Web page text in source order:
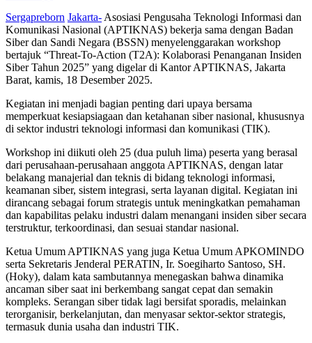
Sergapreborn Jakarta- Asosiasi Pengusaha Teknologi Informasi dan
Komunikasi Nasional (APTIKNAS) bekerja sama dengan Badan
Siber dan Sandi Negara (BSSN) menyelenggarakan workshop
bertajuk “Threat-To-Action (T2A): Kolaborasi Penanganan Insiden
Siber Tahun 2025” yang digelar di Kantor APTIKNAS, Jakarta
Barat, kamis, 18 Desember 2025.
Kegiatan ini menjadi bagian penting dari upaya bersama
memperkuat kesiapsiagaan dan ketahanan siber nasional, khususnya
di sektor industri teknologi informasi dan komunikasi (TIK).
Workshop ini diikuti oleh 25 (dua puluh lima) peserta yang berasal
dari perusahaan-perusahaan anggota APTIKNAS, dengan latar
belakang manajerial dan teknis di bidang teknologi informasi,
keamanan siber, sistem integrasi, serta layanan digital. Kegiatan ini
dirancang sebagai forum strategis untuk meningkatkan pemahaman
dan kapabilitas pelaku industri dalam menangani insiden siber secara
terstruktur, terkoordinasi, dan sesuai standar nasional.
Ketua Umum APTIKNAS yang juga Ketua Umum APKOMINDO
serta Sekretaris Jenderal PERATIN, Ir. Soegiharto Santoso, SH.
(Hoky), dalam kata sambutannya menegaskan bahwa dinamika
ancaman siber saat ini berkembang sangat cepat dan semakin
kompleks. Serangan siber tidak lagi bersifat sporadis, melainkan
terorganisir, berkelanjutan, dan menyasar sektor-sektor strategis,
termasuk dunia usaha dan industri TIK.